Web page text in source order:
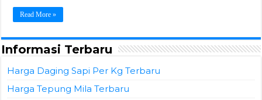
Read More »
Informasi Terbaru
Harga Daging Sapi Per Kg Terbaru
Harga Tepung Mila Terbaru